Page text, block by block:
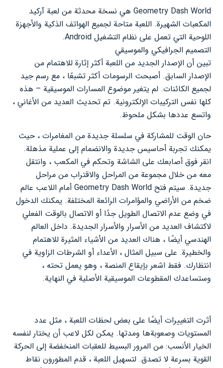
Geometry Dash World هي نسخة محدثة من لعبة آركيد
المكعبات الشهيرة. اللعبة متاحة لجميع الهواتف الذكية والأجهزة
اللوحية التي تعمل على نظام التشغيل Android.
التصميم الجرافيكي والموسيقي
تبين أن الإصدار الجديد من اللعبة أكثر إثارة للاهتمام من
الإصدار السابق. أصبحت الرسومات أكثر تشبعًا ، مع رسم جيد
لجميع الكائنات. لم يتغير موضوع المسارات الموسيقية – هذه
كلها نفس التركيبات الإلكترونية. تم تحديث العديد من الأغاني ،
واتسع عددها بشكل ملحوظ.
حان الوقت للمشاركة في سلسلة جديدة من المغامرات ، حيث
يمكنك تجربة أحاسيس جديدة والانضمام إلى عملية مذهلة.
انقر فوق أصابعك على الشاشة وتحكم في المكعب ، وانتقل
معه من خلال مجموعة من المراحل والاقتراب من مراحل
جديدة. سيتم فتح Geometry Dash World أمام اللاعب عالم
ضخم من الأراضي والمؤامرات الرائعة المختلفة. يمكنك الدخول
في وضع عدم الاتصال الطويل جدًا أو الاتصال بالوقت الفعلي
لاكتشاف العديد من الأسرار والأسرار الجديدة. داخل العالم
الهندسي أيضًا ، هناك العديد من الأشياء المثيرة للاهتمام
والخطيرة. على سبيل المثال ، الأعداء أو الشرطات الزاوية في
انتظارك. فقط اشعر بإيقاع المنصة ، وهو يعمل تحته ،
وستساعدك المقطوعات الموسيقية الأصلية في النهاية.
أثرت التغييرات أيضًا على بعض لحظات اللعبة ، مثل عدد
المستويات وصعوبةها ومدتها. يمكن لكل لاعب أن يختار لنفسه
الخيار الأنسب: من المرور البسيط للعقبات المنخفضة إلى الحركة
القوية بسرعة لا تصدق. لتسهيل اللعبة ، قدم المطورون نقاط